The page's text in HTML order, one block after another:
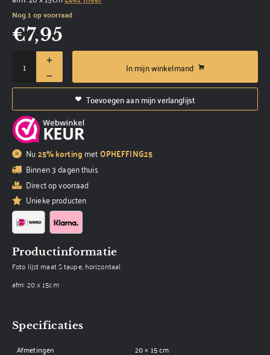
Nog 1 op voorraad
€7,95
In mijn winkelmand
Toevoegen aan mijn verlanglijst
Nu 25% korting metOPHEFFING25
Binnen 3 dagen thuis
Direct op voorraad
Unieke producten
Productinformatie
Foto lijst maat S taupe, horizontaal
afm: 20 x 15cm
Specificaties
Afmetingen
20 × 15 cm